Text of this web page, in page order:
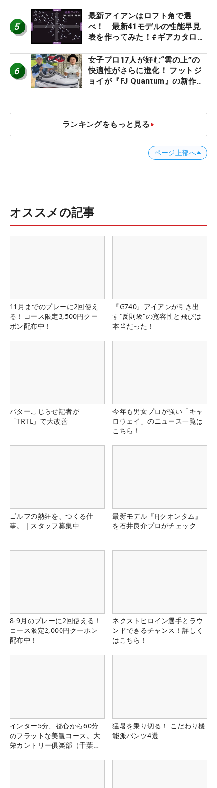
5
最新アイアンはロフト角で選
べ！ 最新41モデルの性能早見
表を作ってみた！#ギアカタログ
6
女子プロ17人が好む“雲の上”の
快適性がさらに進化！ フットジ
ョイが『FJ Quantum』の新作を
ランキングをもっと見る
ページ上部へ
オススメの記事
11月までのプレーに2回使え
る！コース限定3,500円クー
ポン配布中！
『G740』アイアンが引き出
す“反則級”の寛容性と飛びは
本当だった！
パターこじらせ記者が
「TRTL」で大改善
今年も男女プロが強い「キャ
ロウェイ」のニュース一覧は
こちら！
ゴルフの熱狂を、つくる仕
事。｜スタッフ募集中
最新モデル『FJクオンタム』
を石井良介プロがチェック
8-9月のプレーに2回使える！
コース限定2,000円クーポン
配布中！
ネクストヒロイン選手とラウ
ンドできるチャンス！詳しく
はこちら！
インター5分、都心から60分
のフラットな美観コース。大
栄カントリー俱楽部（千葉
猛暑を乗り切る！ こだわり機
能派パンツ4選